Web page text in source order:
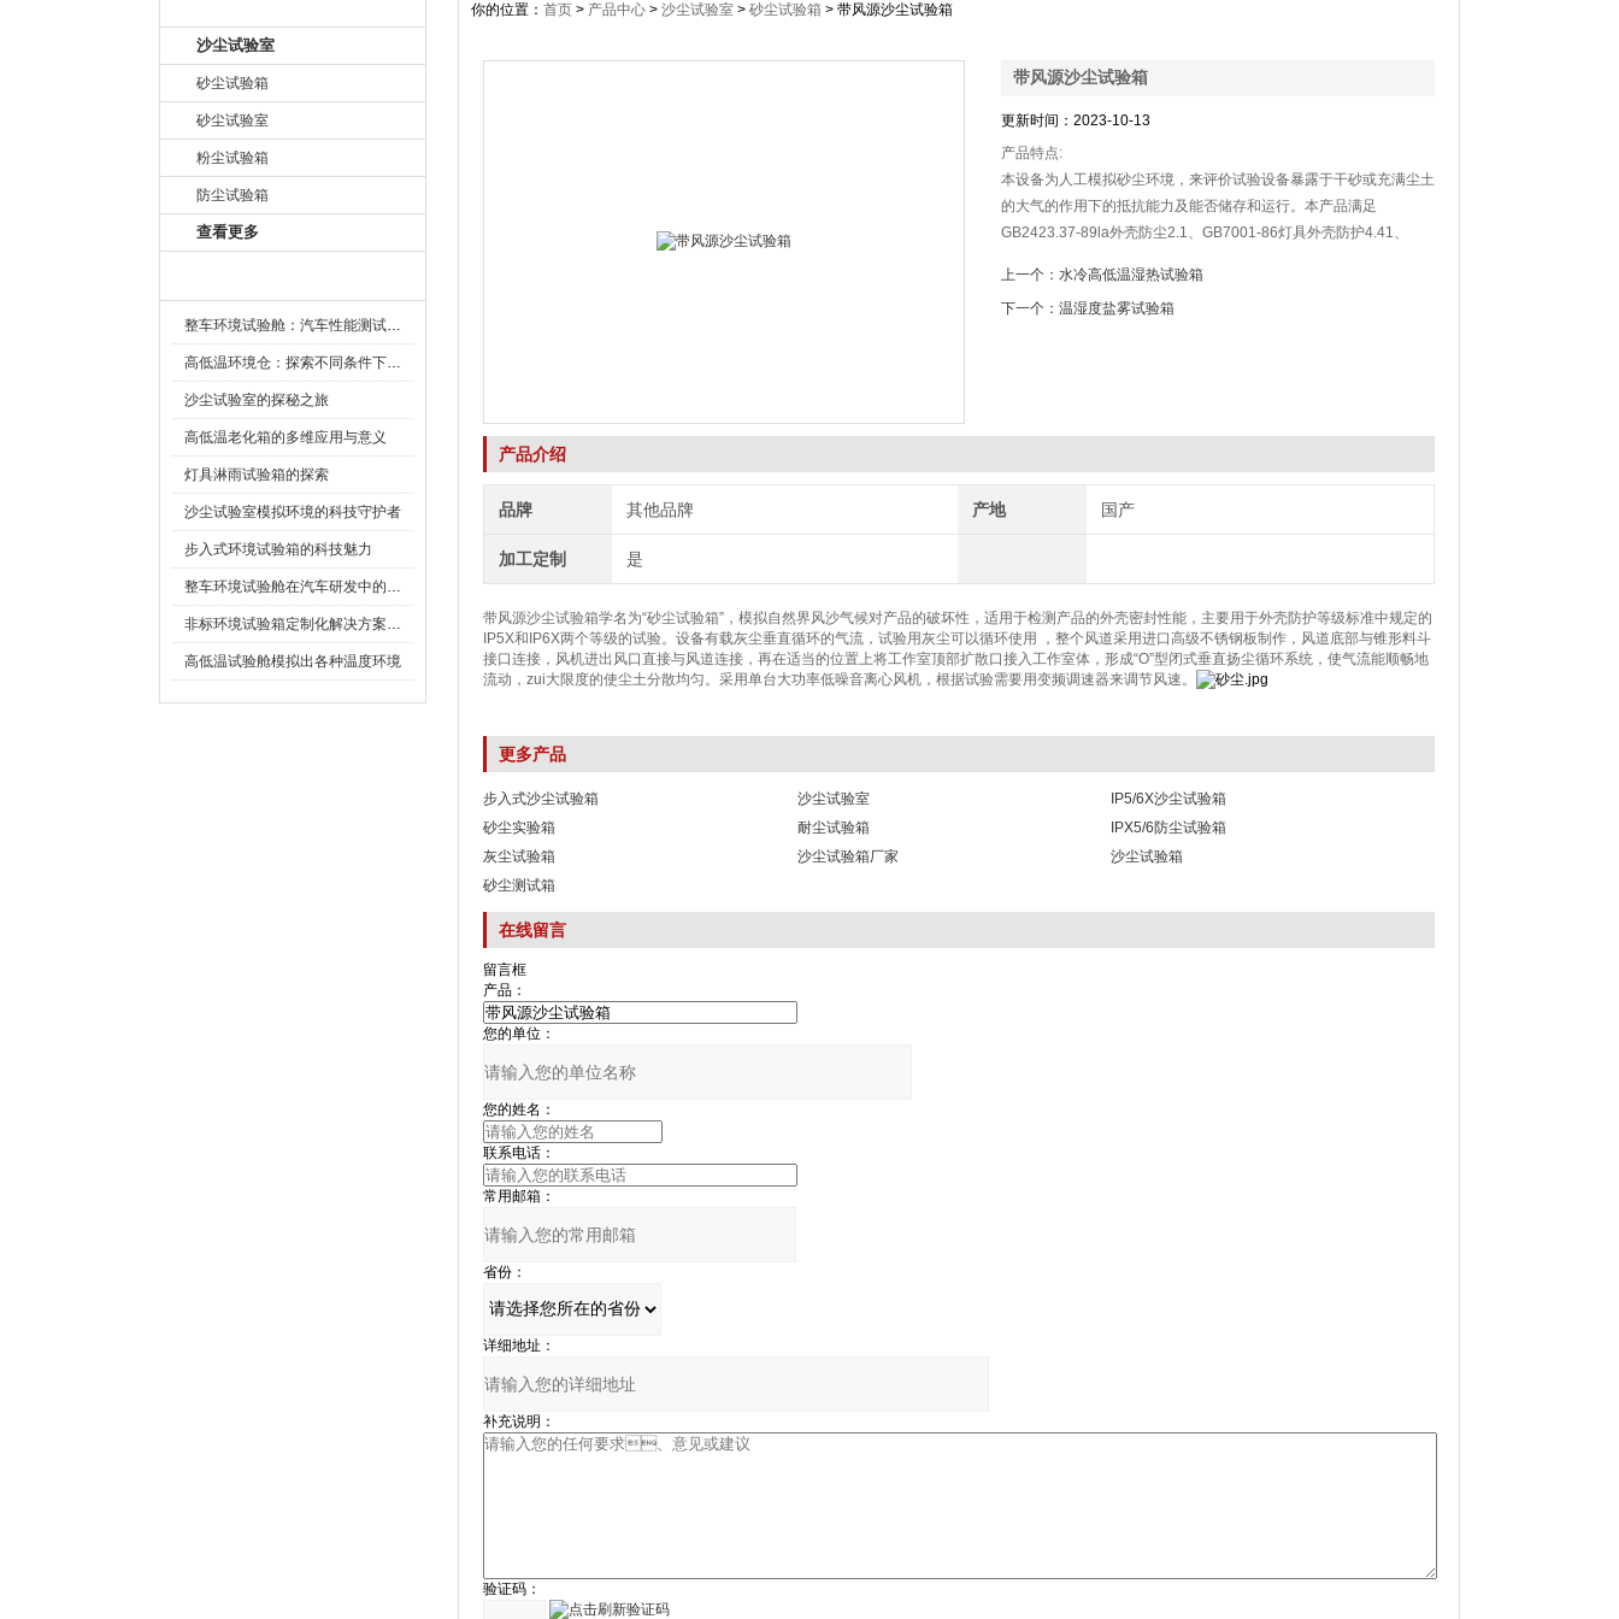
沙尘试验室
砂尘试验箱
砂尘试验室
粉尘试验箱
防尘试验箱
查看更多
整车环境试验舱：汽车性能测试的设备
高低温环境仓：探索不同条件下的科学奥秘
沙尘试验室的探秘之旅
高低温老化箱的多维应用与意义
灯具淋雨试验箱的探索
沙尘试验室模拟环境的科技守护者
步入式环境试验箱的科技魅力
整车环境试验舱在汽车研发中的作用
非标环境试验箱定制化解决方案在可靠性测试中的重要性
高低温试验舱模拟出各种温度环境
你的位置： 首页 > 产品中心 > 沙尘试验室 > 砂尘试验箱 > 带风源沙尘试验箱
带风源沙尘试验箱
更新时间：2023-10-13
产品特点:
本设备为人工模拟砂尘环境，来评价试验设备暴露于干砂或充满尘土
的大气的作用下的抵抗能力及能否储存和运行。本产品满足
GB2423.37-89la外壳防尘2.1、GB7001-86灯具外壳防护4.41、
法。
上一个： 水冷高低温湿热试验箱
下一个： 温湿度盐雾试验箱
产品介绍
品牌 其他品牌 产地 国产
加工定制 是
带风源沙尘试验箱学名为“砂尘试验箱”，模拟自然界风沙气候对产品的破坏性，适用于检测产品的外壳密封性能，主要用于外壳防护等级标准中规定的
IP5X和IP6X两个等级的试验。设备有载灰尘垂直循环的气流，试验用灰尘可以循环使用 ，整个风道采用进口高级不锈钢板制作，风道底部与锥形料斗
接口连接，风机进出风口直接与风道连接，再在适当的位置上将工作室顶部扩散口接入工作室体，形成“O”型闭式垂直扬尘循环系统，使气流能顺畅地
流动，zui大限度的使尘土分散均匀。采用单台大功率低噪音离心风机，根据试验需要用变频调速器来调节风速。
更多产品
步入式沙尘试验箱 沙尘试验室
IP5/6X沙尘试验箱
砂尘实验箱
耐尘试验箱
IPX5/6防尘试验箱
灰尘试验箱
沙尘试验箱厂家
沙尘试验箱
砂尘测试箱
在线留言
留言框
产品：
您的单位：
您的姓名：
联系电话：
常用邮箱：
省份：
详细地址：
补充说明：
验证码：